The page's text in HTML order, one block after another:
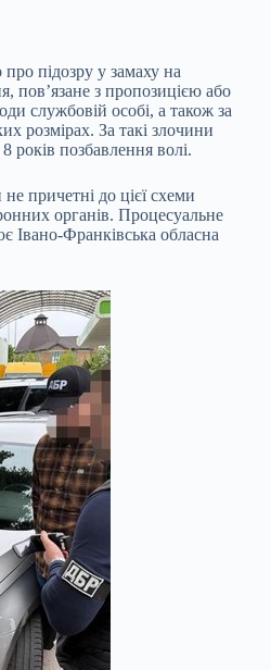
підозру у замаху на
пов’язане з пропозицією або
службовій особі, а також за
розмірах. За такі злочини
років позбавлення волі.
причетні до цієї схеми
органів. Процесуальне
Івано-Франківська обласна